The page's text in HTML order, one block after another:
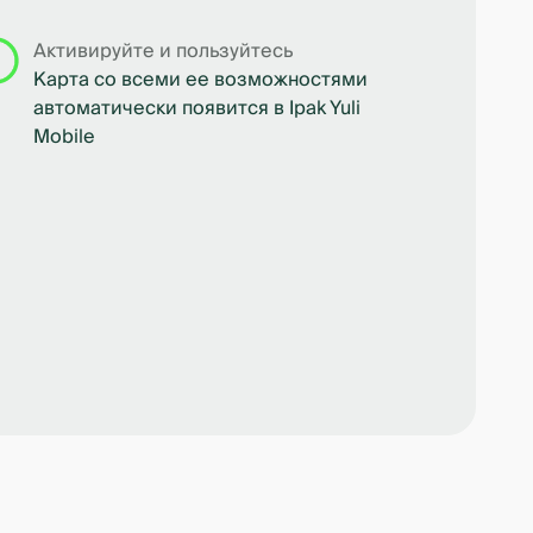
Активируйте и пользуйтесь
Карта со всеми ее возможностями
автоматически появится в Ipak Yuli
Mobile